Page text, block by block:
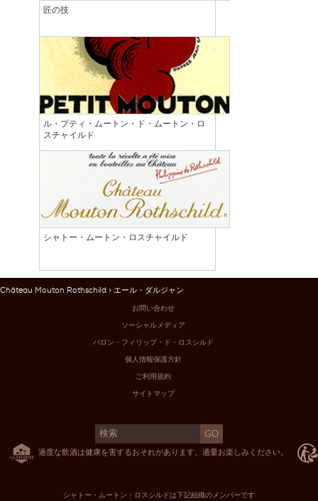
匠の技
ル・プティ・ムートン・ド・ムートン・ロ
スチャイルド
シャトー・ムートン・ロスチャイルド
Château Mouton Rothschild > エール・ダルジャン
お問い合わせ
ソーシャルメディア
バロン・フィリップ・ド・ロスシルド
個人情報保護方針
ご利用規約
サイトマップ
過度な飲酒は健康を害するおそれがあります。適量お楽しみください。
シャトー・ムートン・ロスシルドは下記組織のメンバーです